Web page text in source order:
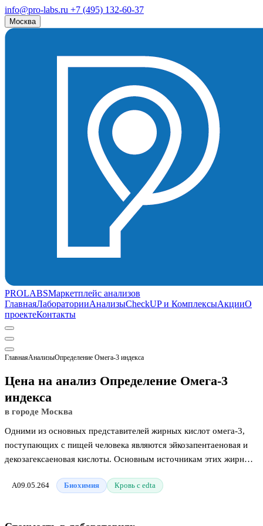
info@pro-labs.ru +7 (495) 132-60-37
Москва
PROLABSМаркетплейс анализов
ГлавнаяЛабораторииАнализыCheckUP и КомплексыАкцииО
проектеКонтакты
ГлавнаяАнализыОпределение Омега-3 индекса
Цена на анализ Определение Омега-3
индекса
в городе Москва
Одними из основных представителей жирных кислот омега-3,
поступающих с пищей человека являются эйкозапентаеновая и
декозагексаеновая кислоты. Основным источникам этих жирных
рыб, трески, скумбрии. Омега 3 индекс это расчет отношения
A09.05.264 Биохимия Кровь с edta